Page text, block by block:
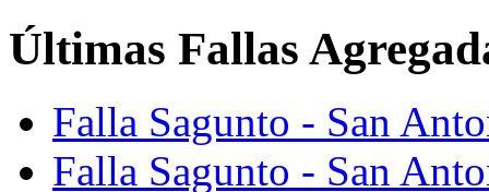
Últimas Fallas
Falla Sagunto - San
Falla Sagunto - San